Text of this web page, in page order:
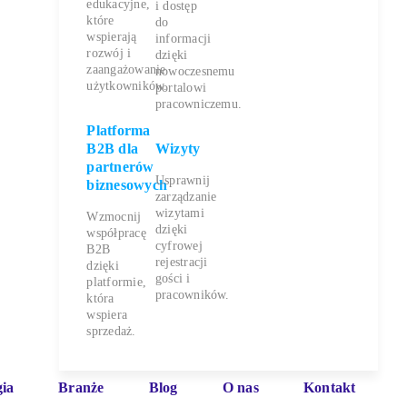
edukacyjne,
które
wspierają
rozwój i
zaangażowanie
użytkowników.
Platforma
B2B dla
partnerów
biznesowych
Wzmocnij
współpracę
B2B
dzięki
platformie,
która
wspiera
sprzedaż.
i dostęp
do
informacji
dzięki
nowoczesnemu
portalowi
pracowniczemu.
Wizyty
Usprawnij
zarządzanie
wizytami
dzięki
cyfrowej
rejestracji
gości i
pracowników.
Branże Blog O nas Kontakt